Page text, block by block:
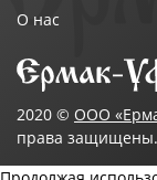
торцы от влаги
2. Широкий
материала.
О нас
2020 © ООО
права защищены.